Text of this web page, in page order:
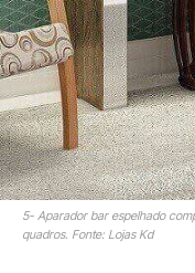
5- Aparador bar espelhado
quadros. Fonte: Lojas Kd